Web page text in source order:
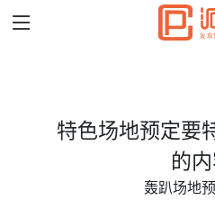
特色场地预定要
的
轰趴场地